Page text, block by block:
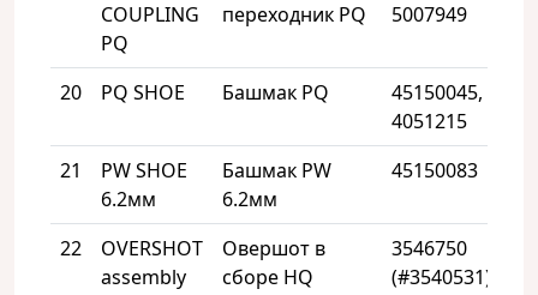
COUPLING
PQ
переходник PQ
5007949
20 PQ SHOE Башмак PQ
45150045,
4051215
21
PW SHOE
6.2мм
Башмак PW
6.2мм
45150083
22
OVERSHOT
assembly
Овершот в
сборе HQ
3546750
(#3540531)